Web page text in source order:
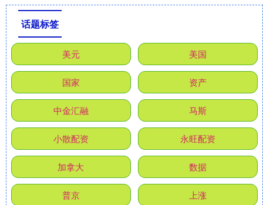
话题标签
美元 美国
国家 资产
中金汇融 马斯
小散配资 永旺配资
加拿大 数据
普京 上涨